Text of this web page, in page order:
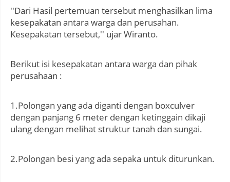
''Dari Hasil pertemuan tersebut menghasilkan lima
kesepakatan antara warga dan perusahan.
Kesepakatan tersebut,'' ujar Wiranto.
Berikut isi kesepakatan antara warga dan pihak
perusahaan :
1.Polongan yang ada diganti dengan boxculver
dengan panjang 6 meter dengan ketinggain dikaji
ulang dengan melihat struktur tanah dan sungai.
2.Polongan besi yang ada sepaka untuk diturunkan.